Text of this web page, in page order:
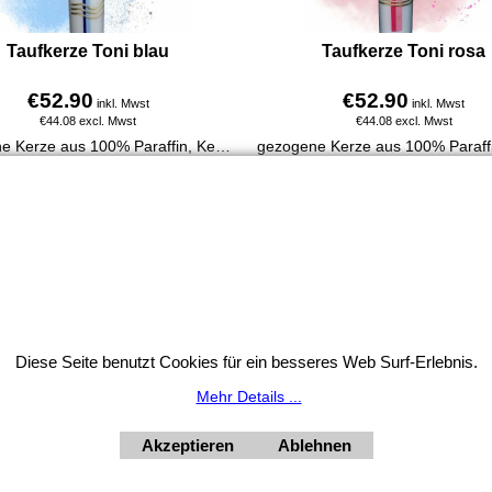
Taufkerze Toni blau
€52.90 inkl. Mwst
€44.08 excl. Mwst
gezogene Kerze aus 100% Paraffin, Kerzengröße H 400/Durchmesser 35 mm.
Taufkerze Toni rosa
€52.90 inkl. Mwst
€44.08 excl. Mwst
- Freitag 10 - 18 Uhr, Samstag 9 - 12 Uhr. Montag
Diese Seite benutzt Cookies für ein besseres Web Surf-Erlebnis.
Mehr Details ...
Akzeptieren Ablehnen